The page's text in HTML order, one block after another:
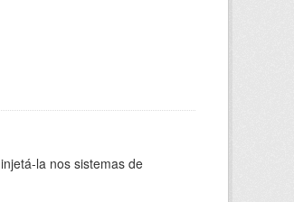
la nos sistemas de